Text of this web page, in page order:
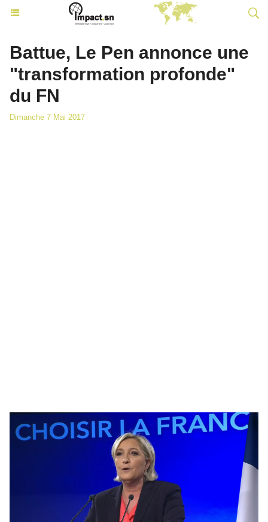
Battue, Le Pen annonce une
"transformation profonde"
du FN
Dimanche 7 Mai 2017